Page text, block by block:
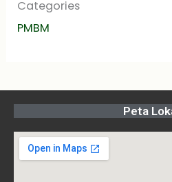
Categories
PMBM
Peta